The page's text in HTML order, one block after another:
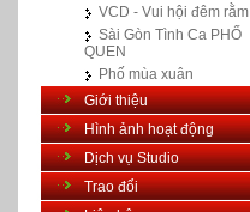
VCD - Vui hội đêm rằm
Sài Gòn Tình Ca PHỐ
QUEN
Phố mùa xuân
Giới thiệu
Hình ảnh hoạt động
Dịch vụ Studio
Trao đổi